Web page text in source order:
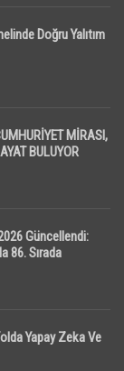
Doğru Yalıtım
MİRASI,
BULUYOR
Güncellendi:
86. Sırada
Yapay Zeka Ve